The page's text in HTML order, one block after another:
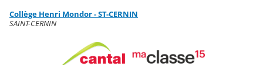
Menu de la rubrique
Contenu
Collège Henri Mondor - ST-CERNIN
SAINT-CERNIN